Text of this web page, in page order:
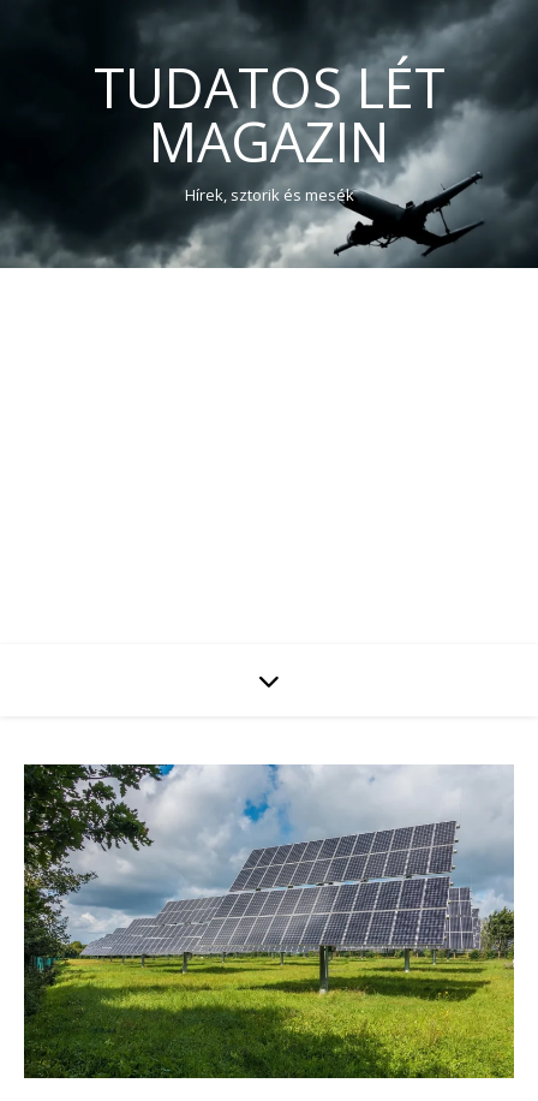
TUDATOS LÉT
MAGAZIN
Hírek, sztorik és mesék